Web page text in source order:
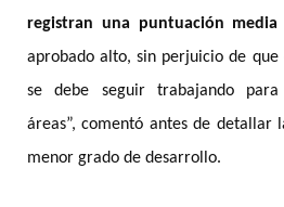
registran una puntuación
aprobado alto, sin perjuicio de
se debe seguir trabajando
áreas”, comentó antes de detallar
menor grado de desarrollo.